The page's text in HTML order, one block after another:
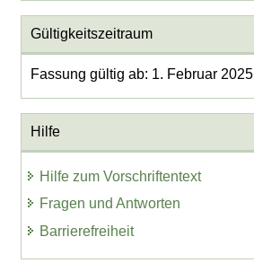
Gültigkeitszeitraum
Fassung gültig ab: 1. Februar 2025
Hilfe
Hilfe zum Vorschriftentext
Fragen und Antworten
Barrierefreiheit